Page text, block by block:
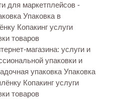
для маркетплейсов -
Упаковка в
Копакинг услуги
товаров
магазина: услуги и
упаковки и
упаковка Упаковка
Копакинг услуги
товаров